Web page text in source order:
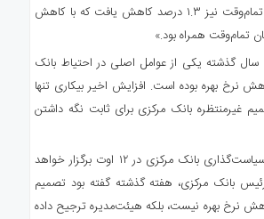
همچنین ساعات کاری تمام‌وقت نیز ۱.۳ درصد کاهش یافت که با کاهش
سال گذشته یکی از عوامل اصلی در احتیاط بانک
نرخ بهره بوده است. افزایش اخیر بیکاری تنها
غیرمنتظره بانک مرکزی برای ثابت نگه داشتن
نشست بعدی هیئت سیاست‌گذاری بانک مرکزی در ۱۲ اوت برگزار خواهد
بانک مرکزی، هفته گذشته گفته بود تصمیم
نرخ بهره نیست، بلکه هیئت‌مدیره ترجیح داده